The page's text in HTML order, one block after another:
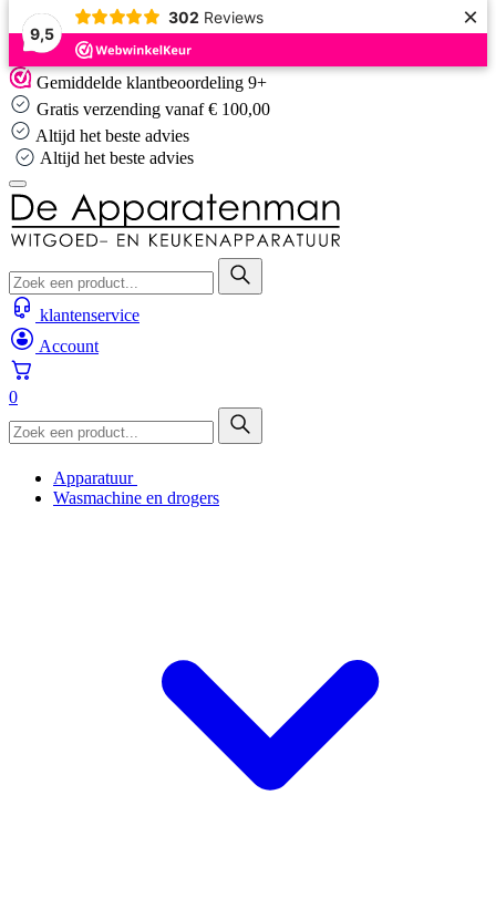
9,5
302 Reviews ×
Skip
to
content
Gemiddelde klantbeoordeling 9+
Gratis verzending vanaf € 100,00
Altijd het beste advies
Altijd het beste advies
klantenservice
Account
0
Apparatuur
Wasmachine en drogers